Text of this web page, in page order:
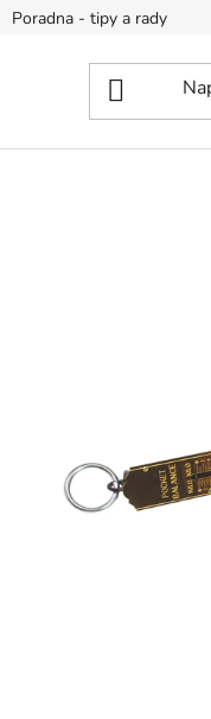
Poradna - tipy a rady